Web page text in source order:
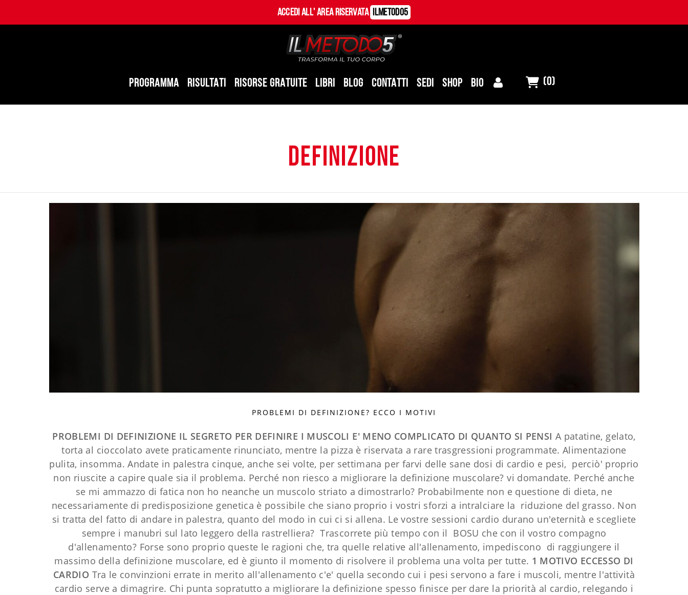
Accedi all' Area Riservata ILMetodo5
PROGRAMMA RISULTATI RISORSE GRATUITE LIBRI BLOG CONTATTI SEDI SHOP BIO (0)
definizione
PROBLEMI DI DEFINIZIONE? ECCO I MOTIVI
PROBLEMI DI DEFINIZIONE IL SEGRETO PER DEFINIRE I MUSCOLI E' MENO COMPLICATO DI QUANTO SI PENSI A patatine, gelato,
torta al cioccolato avete praticamente rinunciato, mentre la pizza è riservata a rare trasgressioni programmate. Alimentazione
pulita, insomma. Andate in palestra cinque, anche sei volte, per settimana per farvi delle sane dosi di cardio e pesi, perciò' proprio
non riuscite a capire quale sia il problema. Perché non riesco a migliorare la definizione muscolare? vi domandate. Perché anche
se mi ammazzo di fatica non ho neanche un muscolo striato a dimostrarlo? Probabilmente non e questione di dieta, ne
necessariamente di predisposizione genetica è possibile che siano proprio i vostri sforzi a intralciare la riduzione del grasso. Non
si tratta del fatto di andare in palestra, quanto del modo in cui ci si allena. Le vostre sessioni cardio durano un'eternità e scegliete
sempre i manubri sul lato leggero della rastrelliera? Trascorrete più tempo con il BOSU che con il vostro compagno
d'allenamento? Forse sono proprio queste le ragioni che, tra quelle relative all'allenamento, impediscono di raggiungere il
massimo della definizione muscolare, ed è giunto il momento di risolvere il problema una volta per tutte. 1 MOTIVO ECCESSO DI
CARDIO Tra le convinzioni errate in merito all'allenamento c'e' quella secondo cui i pesi servono a fare i muscoli, mentre l'attività
cardio serve a dimagrire. Chi punta sopratutto a migliorare la definizione spesso finisce per dare la priorità al cardio, relegando i